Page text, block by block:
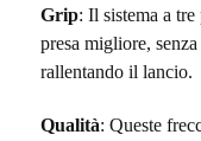
Grip: Il sistema a tre
presa migliore,
rallentando il lancio.
Qualità: Queste